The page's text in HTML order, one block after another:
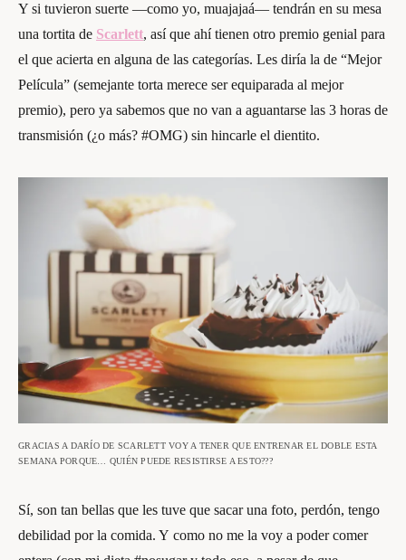
Y si tuvieron suerte —como yo, muajajaá— tendrán en su mesa
una tortita de Scarlett, así que ahí tienen otro premio genial para
el que acierta en alguna de las categorías. Les diría la de “Mejor
Película” (semejante torta merece ser equiparada al mejor
premio), pero ya sabemos que no van a aguantarse las 3 horas de
transmisión (¿o más? #OMG) sin hincarle el dientito.
GRACIAS A DARÍO DE SCARLETT VOY A TENER QUE ENTRENAR EL DOBLE ESTA
SEMANA PORQUE… QUIÉN PUEDE RESISTIRSE A ESTO???
Sí, son tan bellas que les tuve que sacar una foto, perdón, tengo
debilidad por la comida. Y como no me la voy a poder comer